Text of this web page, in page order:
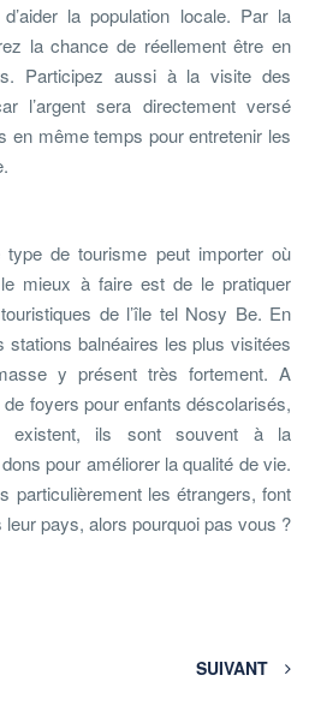
la population locale. Par la
la chance de réellement être en
Participez aussi à la visite des
l’argent sera directement versé
en même temps pour entretenir les
de tourisme peut importer où
mieux à faire est de le pratiquer
de l’île tel Nosy Be. En
stations balnéaires les plus visitées
y présent très fortement. A
foyers pour enfants déscolarisés,
existent, ils sont souvent à la
pour améliorer la qualité de vie.
particulièrement les étrangers, font
pays, alors pourquoi pas vous ?
SUIVANT